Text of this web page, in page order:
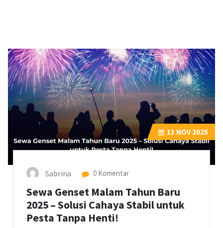
13 NOV 2025
Sabrina 0 Komentar
Sewa Genset Malam Tahun Baru
2025 – Solusi Cahaya Stabil untuk
Pesta Tanpa Henti!